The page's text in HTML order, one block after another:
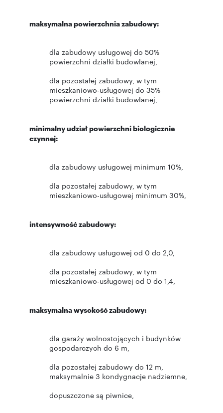
maksymalna powierzchnia zabudowy:
dla zabudowy usługowej do 50%
powierzchni działki budowlanej,
dla pozostałej zabudowy, w tym
mieszkaniowo-usługowej do 35%
powierzchni działki budowlanej,
minimalny udział powierzchni biologicznie
czynnej:
dla zabudowy usługowej minimum 10%,
dla pozostałej zabudowy, w tym
mieszkaniowo-usługowej minimum 30%,
intensywność zabudowy:
dla zabudowy usługowej od 0 do 2,0,
dla pozostałej zabudowy, w tym
mieszkaniowo-usługowej od 0 do 1,4,
maksymalna wysokość zabudowy:
dla garaży wolnostojących i budynków
gospodarczych do 6 m,
dla pozostałej zabudowy do 12 m,
maksymalnie 3 kondygnacje nadziemne,
dopuszczone są piwnice,